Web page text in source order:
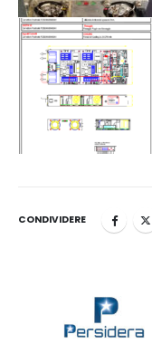
CONDIVIDERE